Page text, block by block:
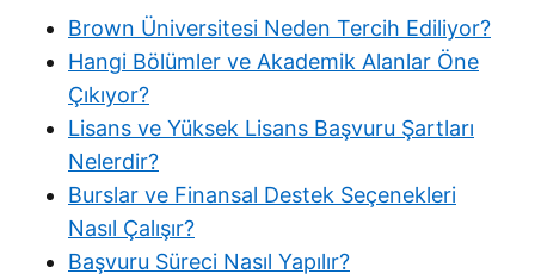
Brown Üniversitesi Neden Tercih Ediliyor?
Hangi Bölümler ve Akademik Alanlar Öne
Çıkıyor?
Lisans ve Yüksek Lisans Başvuru Şartları
Nelerdir?
Burslar ve Finansal Destek Seçenekleri
Nasıl Çalışır?
Başvuru Süreci Nasıl Yapılır?